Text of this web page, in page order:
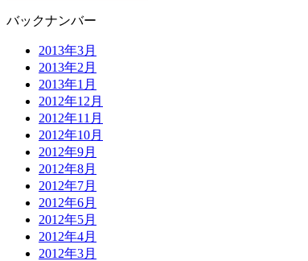
バックナンバー
2013年3月
2013年2月
2013年1月
2012年12月
2012年11月
2012年10月
2012年9月
2012年8月
2012年7月
2012年6月
2012年5月
2012年4月
2012年3月